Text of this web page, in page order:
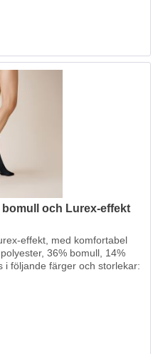
och Lurex-effekt
effekt, med komfortabel
36% bomull, 14%
i följande färger och storlekar: